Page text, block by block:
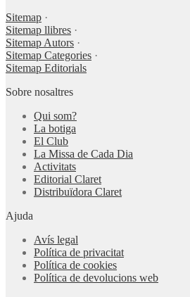
Sitemap ·
Sitemap llibres ·
Sitemap Autors ·
Sitemap Categories ·
Sitemap Editorials
Sobre nosaltres
Qui som?
La botiga
El Club
La Missa de Cada Dia
Activitats
Editorial Claret
Distribuïdora Claret
Ajuda
Avís legal
Política de privacitat
Política de cookies
Política de devolucions web